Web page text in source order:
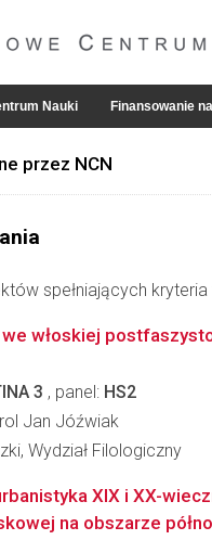
Nauki Finansowanie
przez NCN
spełniających
włoskiej
3 , panel: HS2
Jan Jóźwiak
Wydział Filologiczny
XIX i XX-
na obszarze